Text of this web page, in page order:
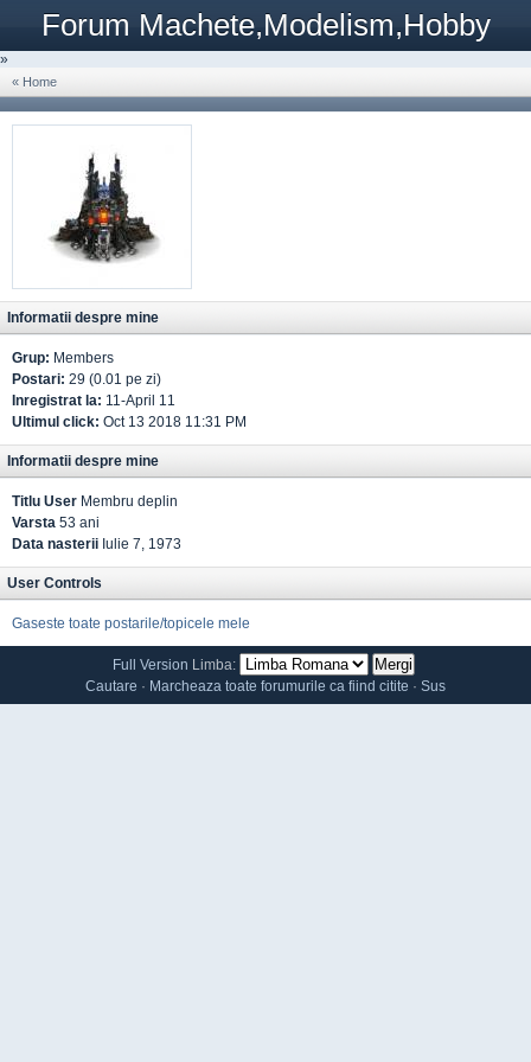
Forum Machete,Modelism,Hobby
»
« Home
Informatii despre mine
Grup: Members
Postari: 29 (0.01 pe zi)
Inregistrat la: 11-April 11
Ultimul click: Oct 13 2018 11:31 PM
Informatii despre mine
Titlu User Membru deplin
Varsta 53 ani
Data nasterii Iulie 7, 1973
User Controls
Gaseste toate postarile/topicele mele
Full Version Limba:
Cautare · Marcheaza toate forumurile ca fiind citite · Sus